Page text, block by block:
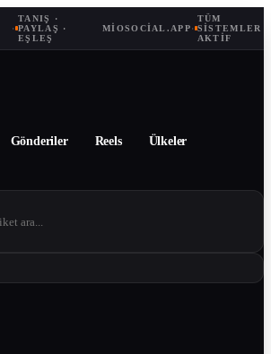
·
TANIŞ ·
PAYLAŞ ·
EŞLEŞ
MIOSOCIAL.APP·
TÜM
SISTEMLER
AKTIF
Gönderiler Reels Ülkeler